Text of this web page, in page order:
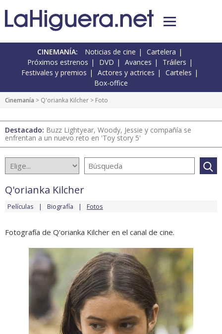
CINEMANÍA: Noticias de cine
Cartelera
Próximos estrenos
DVD Avances
Tráilers
Festivales y premios
Actores y actrices
Carteles
Box-office
Cinemanía > Q'orianka Kilcher > Foto
Destacado: Buzz Lightyear, Woody, Jessie y compañía se
enfrentan a un nuevo reto en 'Toy story 5'
Q'orianka Kilcher
Películas Biografía Fotos
Fotografía de Q'orianka Kilcher en el canal de cine.